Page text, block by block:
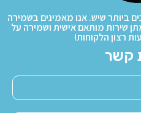
ביותר שיש. אנו מאמינים בשמירה
שירות מותאם אישית ושמירה על
רצון הלקוחות!
קשר